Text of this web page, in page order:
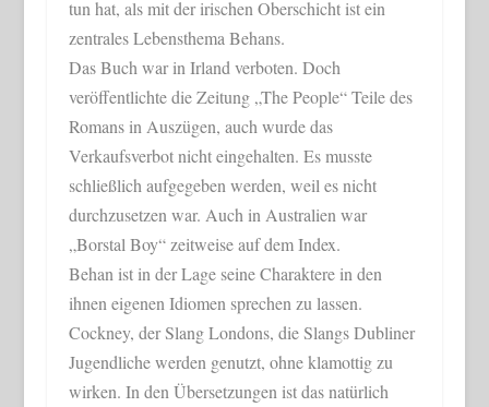
tun hat, als mit der irischen Oberschicht ist ein
zentrales Lebensthema Behans.
Das Buch war in Irland verboten. Doch
veröffentlichte die Zeitung „The People“ Teile des
Romans in Auszügen, auch wurde das
Verkaufsverbot nicht eingehalten. Es musste
schließlich aufgegeben werden, weil es nicht
durchzusetzen war. Auch in Australien war
„Borstal Boy“ zeitweise auf dem Index.
Behan ist in der Lage seine Charaktere in den
ihnen eigenen Idiomen sprechen zu lassen.
Cockney, der Slang Londons, die Slangs Dubliner
Jugendliche werden genutzt, ohne klamottig zu
wirken. In den Übersetzungen ist das natürlich